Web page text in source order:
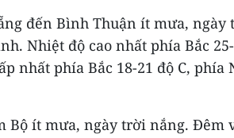
đến Bình Thuận ít mưa,
Nhiệt độ cao nhất phía Bắc
nhất phía Bắc 18-21 độ C, phía
Bộ ít mưa, ngày trời nắng. Đêm